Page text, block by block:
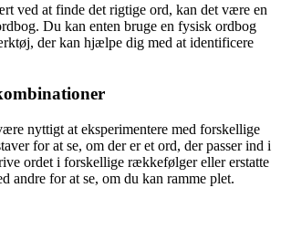
ved at finde det rigtige ord, kan det være en
Du kan enten bruge en fysisk ordbog
der kan hjælpe dig med at identificere
nyttigt at eksperimentere med forskellige
for at se, om der er et ord, der passer ind i
ordet i forskellige rækkefølger eller erstatte
andre for at se, om du kan ramme plet.